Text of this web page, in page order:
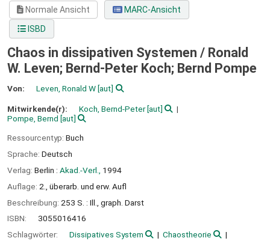
Normale Ansicht
MARC-Ansicht
ISBD
Chaos in dissipativen Systemen / Ronald
W. Leven; Bernd-Peter Koch; Bernd Pompe
Von: Leven, Ronald W[aut]
Mitwirkende(r): Koch, Bernd-Peter[aut]
Pompe, Bernd [aut]
Ressourcentyp: Buch
Sprache: Deutsch
Verlag: Berlin : Akad.-Verl.,
1994
Auflage: 2., überarb. und erw. Aufl
Beschreibung: 253 S. : Ill., graph. Darst
ISBN:
3055016416
Schlagwörter:
Dissipatives System
Chaostheorie